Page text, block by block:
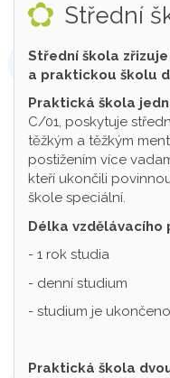
Střední
Střední škola
a praktickou školu
Praktická škola
C/01, poskytuje
těžkým a těžkým
postižením více
kteří ukončili
škole speciální.
Délka
- 1 rok studia
- denní studium
- studium je
Praktická škola